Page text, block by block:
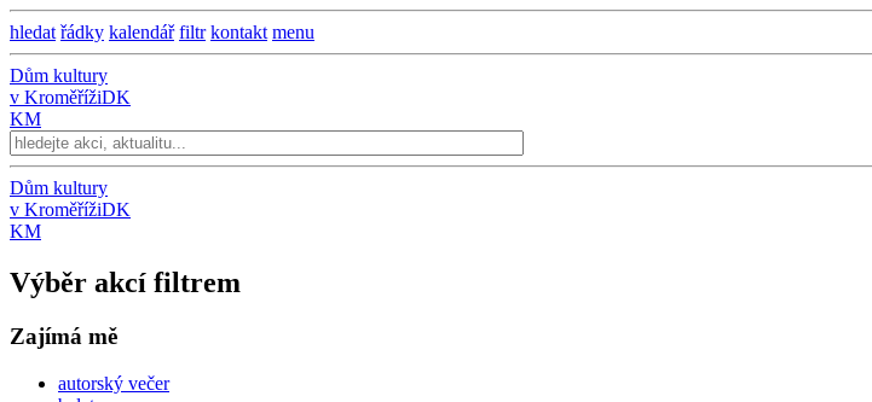
hledat řádky kalendář filtr kontakt menu
Dům kultury
v KroměřížiDK
KM
Dům kultury
v KroměřížiDK
KM
Výběr akcí filtrem
Zajímá mě
autorský večer